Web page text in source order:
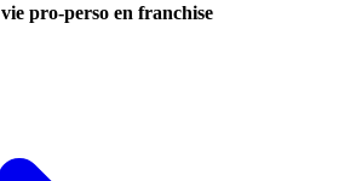
pro-perso en franchise